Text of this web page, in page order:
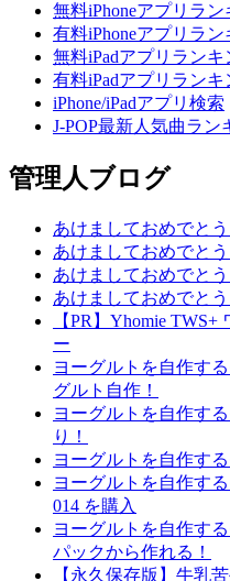
無料iPhoneアプリラン
有料iPhoneアプリラン
無料iPadアプリランキ
有料iPadアプリランキ
iPhone/iPadアプリ検索
J-POP最新人気曲ラン
管理人ブログ
あけましておめでと
あけましておめでと
あけましておめでと
あけましておめでと
【PR】Yhomie
ー
ヨーグルトを自作す
グルト自作！
ヨーグルトを自作す
り！
ヨーグルトを自作す
ヨーグルトを自作す
014 を購入
ヨーグルトを自作す
パックから作れる！
【永久保存版】牛乳